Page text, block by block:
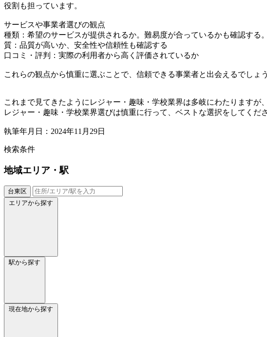
役割も担っています。
サービスや事業者選びの観点
種類：希望のサービスが提供されるか。難易度が合っているかも確認す
質：品質が高いか、安全性や信頼性も確認する
口コミ・評判：実際の利用者から高く評価されているか
これらの観点から慎重に選ぶことで、信頼できる事業者と出会えるでしょう
これまで見てきたようにレジャー・趣味・学校業界は多岐にわたりますが
レジャー・趣味・学校業界選びは慎重に行って、ベストな選択をしてくださ
執筆年月日：2024年11月29日
検索条件
地域エリア・駅
台東区
エリアから探す
駅から探す
現在地から探す